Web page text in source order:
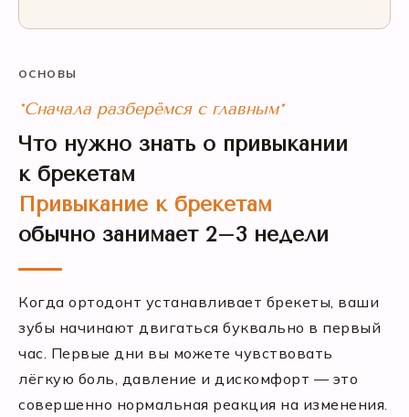
ОСНОВЫ
*Сначала разберёмся с главным*
Что нужно знать о привыкании
к брекетам
Привыкание к брекетам
обычно занимает 2–3 недели
Когда ортодонт устанавливает брекеты, ваши
зубы начинают двигаться буквально в первый
час. Первые дни вы можете чувствовать
лёгкую боль, давление и дискомфорт — это
совершенно нормальная реакция на изменения.